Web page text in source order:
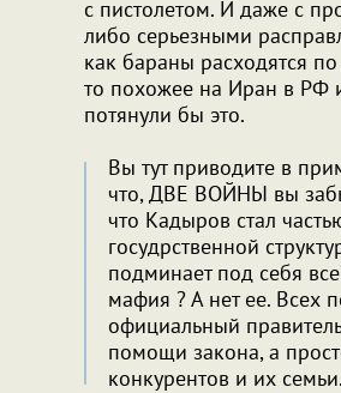
с пистолетом. И даже с
либо серьезными
как бараны расходятся
то похожее на Иран в РФ
потянули бы это.
Вы тут приводите в
что, ДВЕ ВОЙНЫ вы
что Кадыров стал
госудрственной
подминает под себя
мафия ? А нет ее. Всех
официальный
помощи закона, а
конкурентов и их семьи.